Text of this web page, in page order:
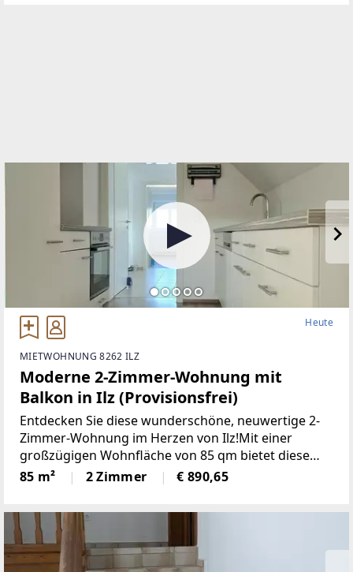
Heute
MIETWOHNUNG 8262 ILZ
Moderne 2-Zimmer-Wohnung mit
Balkon in Ilz (Provisionsfrei)
Entdecken Sie diese wunderschöne, neuwertige 2-
Zimmer-Wohnung im Herzen von Ilz!Mit einer
großzügigen Wohnfläche von 85 qm bietet diese
Wohnung den idealen Raumfür Singles oder Paare.
Die lichtdurchfluteten Räume überzeugen durch
85 m² 2 Zimmer € 890,65